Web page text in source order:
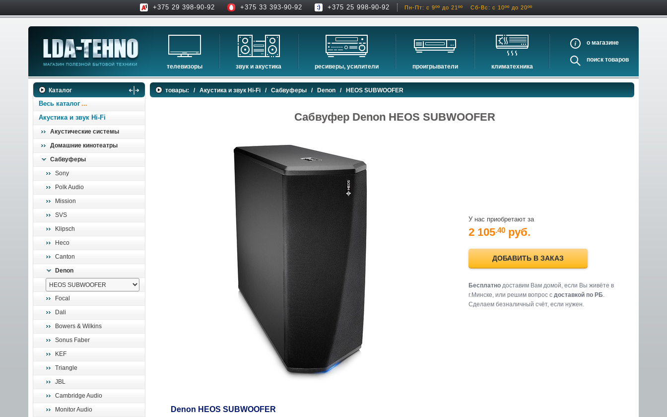
+375 29 398-90-92 +375 33 393-90-92 +375 25 998-90-92 Пн-Пт: с 9ºº до 21ºº Сб-Вс: с 10ºº до 20ºº
телевизоры
телевизоры
аксессуары для тв
звук и акустика
hi-fi акустика
музыкальные центры
комплекты акустики
стойки для акустики
звуковые панели
шумоизоляция
ресиверы, усилители
проекторы
экраны для проекторов
интерактивные доски
av-ресиверы
усилители
преобразователи, накопители и др.
проигрыватели
сетевые проигрыватели
проигрыватели виниловых дисков
климатехника
кондиционеры
очистители и увлажнители воздуха
о
поиск
Каталог
Весь каталог
Акустика и звук Hi-Fi
Акустические системы
Домашние кинотеатры
Сабвуферы
Sony
Polk Audio
Mission
SVS
Klipsch
Heco
Canton
Denon
Focal
Dali
Bowers & Wilkins
Sonus Faber
KEF
Triangle
JBL
Cambridge Audio
Monitor Audio
товары: / Акустика и звук Hi-Fi / Сабвуферы / Denon / HEOS SUBWOOFER
Сабвуфер Denon HEOS SUBWOOFER
У нас приобретают за
2 105.40 руб.
ДОБАВИТЬ В ЗАКАЗ
Бесплатнодоставим Вам домой, если Вы живёте в
г.Минске, или решим вопрос с доставкой по РБ.
Cделаем безналичный счёт, если нужен.
Denon HEOS SUBWOOFER